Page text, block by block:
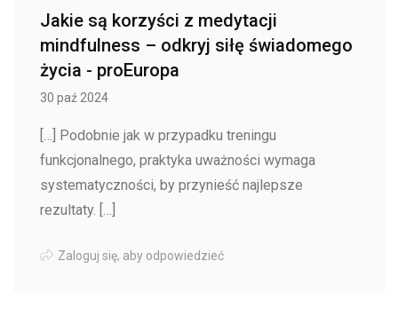
Jakie są korzyści z medytacji
mindfulness – odkryj siłę świadomego
życia - proEuropa
30 paź 2024
[…] Podobnie jak w przypadku treningu
funkcjonalnego, praktyka uważności wymaga
systematyczności, by przynieść najlepsze
rezultaty. […]
Zaloguj się, aby odpowiedzieć